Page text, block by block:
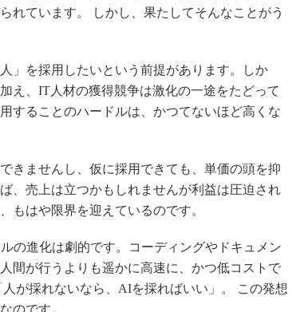
れています。 しかし、果たしてそんなことがう
」を採用したいという前提があります。しか
え、IT人材の獲得競争は激化の一途をたどって
することのハードルは、かつてないほど高くな
きませんし、仮に採用できても、単価の頭を抑
、売上は立つかもしれませんが利益は圧迫され
もはや限界を迎えているのです。
の進化は劇的です。コーディングやドキュメン
間が行うよりも遥かに高速に、かつ低コストで
が採れないなら、AIを採ればいい」。 この発想